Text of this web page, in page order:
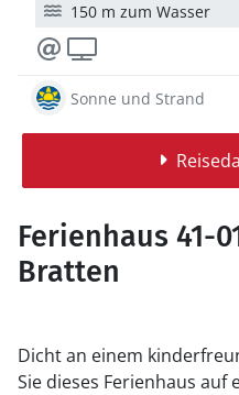
150 m zum Wasser
Sonne und Strand
Ferienhaus 41-
Bratten
Dicht an einem
Sie dieses Ferienhaus auf